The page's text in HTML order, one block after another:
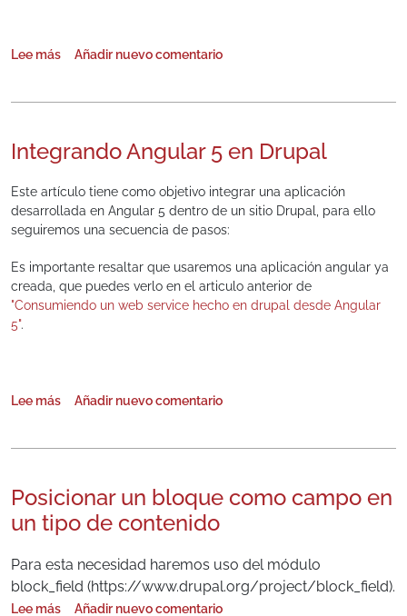
Lee más
sobre Plantillas basadas en tipos de contenidos
Añadir nuevo comentario
Integrando Angular 5 en Drupal
Este artículo tiene como objetivo integrar una aplicación
desarrollada en Angular 5 dentro de un sitio Drupal, para ello
seguiremos una secuencia de pasos:
Es importante resaltar que usaremos una aplicación angular ya
creada, que puedes verlo en el articulo anterior de
"Consumiendo un web service hecho en drupal desde Angular
5".
Lee más
sobre Integrando Angular 5 en Drupal
Añadir nuevo comentario
Posicionar un bloque como campo en
un tipo de contenido
Para esta necesidad haremos uso del módulo
block_field (https://www.drupal.org/project/block_field).
Lee más Añadir nuevo comentario